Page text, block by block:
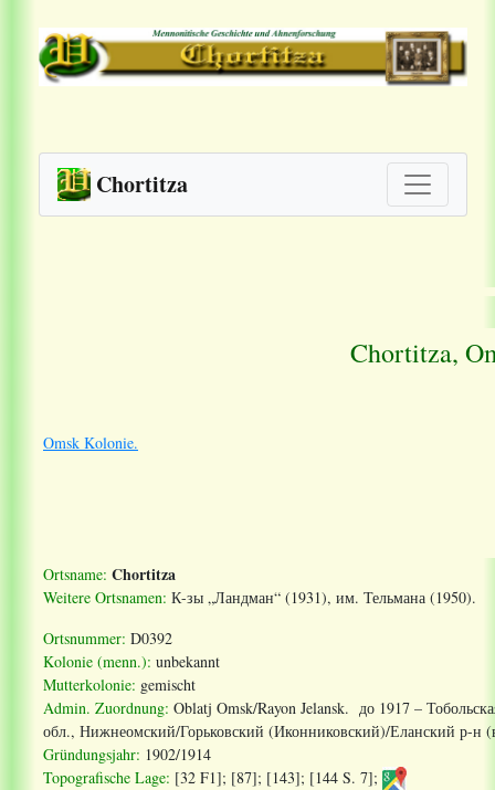
Chortitza
Chortitza,
Omsk Kolonie.
Ortsname: Chortitza
Weitere Ortsnamen: К-зы „Ландман“ (1931), им. Тельмана (1950).
Ortsnummer: D0392
Kolonie (menn.): unbekannt
Mutterkolonie: gemischt
Admin. Zuordnung: Oblatj Omsk/Rayon Jelansk. до 1917 –
обл., Нижнеомский/Горьковский (Иконниковский)/Еланский р-н
Gründungsjahr: 1902/1914
Topografische Lage: [32 F1]; [87]; [143]; [144 S. 7];